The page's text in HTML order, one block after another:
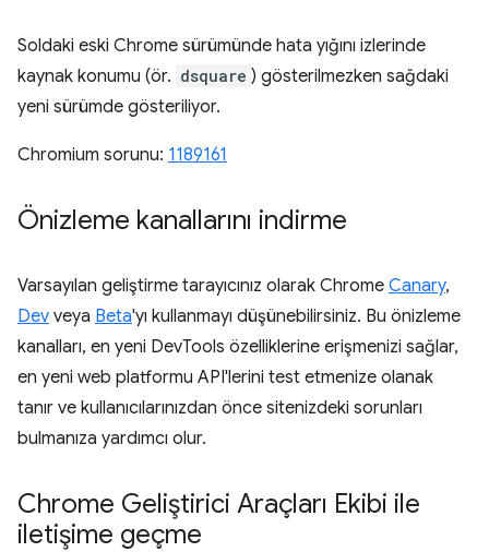
Soldaki eski Chrome sürümünde hata yığını izlerinde
kaynak konumu (ör. dsquare ) gösterilmezken sağdaki
yeni sürümde gösteriliyor.
Chromium sorunu: 1189161
Önizleme kanallarını indirme
Varsayılan geliştirme tarayıcınız olarak Chrome Canary,
Dev veya Beta'yı kullanmayı düşünebilirsiniz. Bu önizleme
kanalları, en yeni DevTools özelliklerine erişmenizi sağlar,
en yeni web platformu API'lerini test etmenize olanak
tanır ve kullanıcılarınızdan önce sitenizdeki sorunları
bulmanıza yardımcı olur.
Chrome Geliştirici Araçları Ekibi ile
iletişime geçme